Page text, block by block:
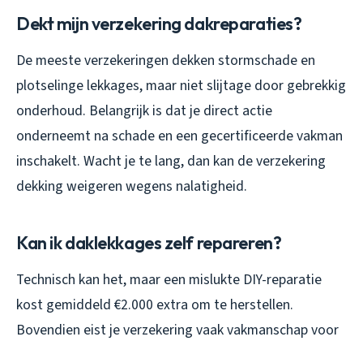
Dekt mijn verzekering dakreparaties?
De meeste verzekeringen dekken stormschade en
plotselinge lekkages, maar niet slijtage door gebrekkig
onderhoud. Belangrijk is dat je direct actie
onderneemt na schade en een gecertificeerde vakman
inschakelt. Wacht je te lang, dan kan de verzekering
dekking weigeren wegens nalatigheid.
Kan ik daklekkages zelf repareren?
Technisch kan het, maar een mislukte DIY-reparatie
kost gemiddeld €2.000 extra om te herstellen.
Bovendien eist je verzekering vaak vakmanschap voor